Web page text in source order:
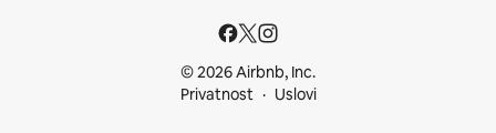
© 2026 Airbnb, Inc.
Privatnost
Uslovi